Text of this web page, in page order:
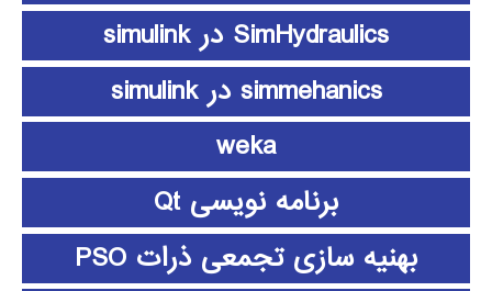
SimHydraulics در simulink
simmehanics در simulink
weka
برنامه نویسی Qt
بهنیه سازی تجمعی ذرات PSO